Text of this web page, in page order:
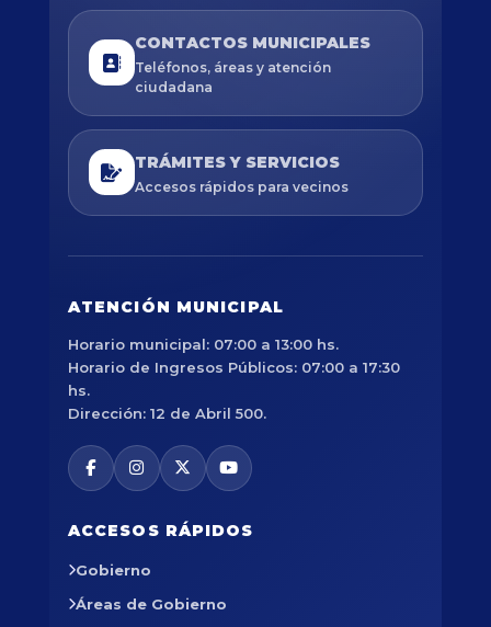
CONTACTOS MUNICIPALES
Teléfonos, áreas y atención
ciudadana
TRÁMITES Y SERVICIOS
Accesos rápidos para vecinos
ATENCIÓN MUNICIPAL
Horario municipal: 07:00 a 13:00 hs.
Horario de Ingresos Públicos: 07:00 a 17:30
hs.
Dirección: 12 de Abril 500.
ACCESOS RÁPIDOS
Gobierno
Áreas de Gobierno